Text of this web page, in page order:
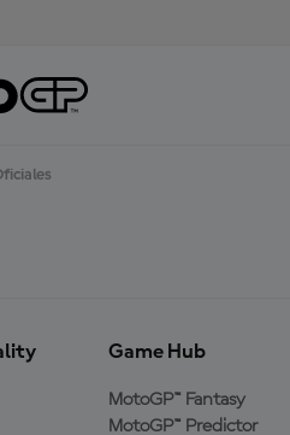
Game Hub
MotoGP™ Fantasy
MotoGP™ Predictor